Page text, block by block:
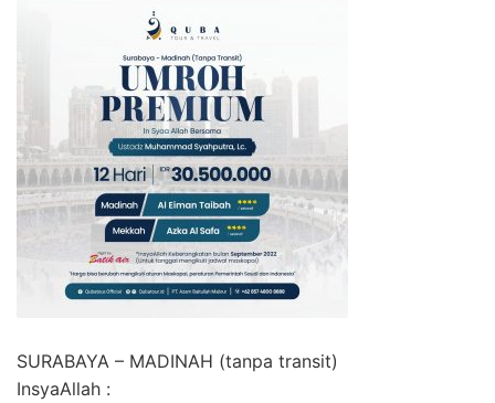
SURABAYA – MADINAH (tanpa transit)
InsyaAllah :